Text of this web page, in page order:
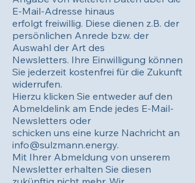
E-Mail-Adresse hinaus
erfolgt freiwillig. Diese dienen z.B. der
persönlichen Anrede bzw. der
Auswahl der Art des
Newsletters. Ihre Einwilligung können
Sie jederzeit kostenfrei für die Zukunft
widerrufen.
Hierzu klicken Sie entweder auf den
Abmeldelink am Ende jedes E-Mail-
Newsletters oder
schicken uns eine kurze Nachricht an
info@sulzmann.energy.
Mit Ihrer Abmeldung von unserem
Newsletter erhalten Sie diesen